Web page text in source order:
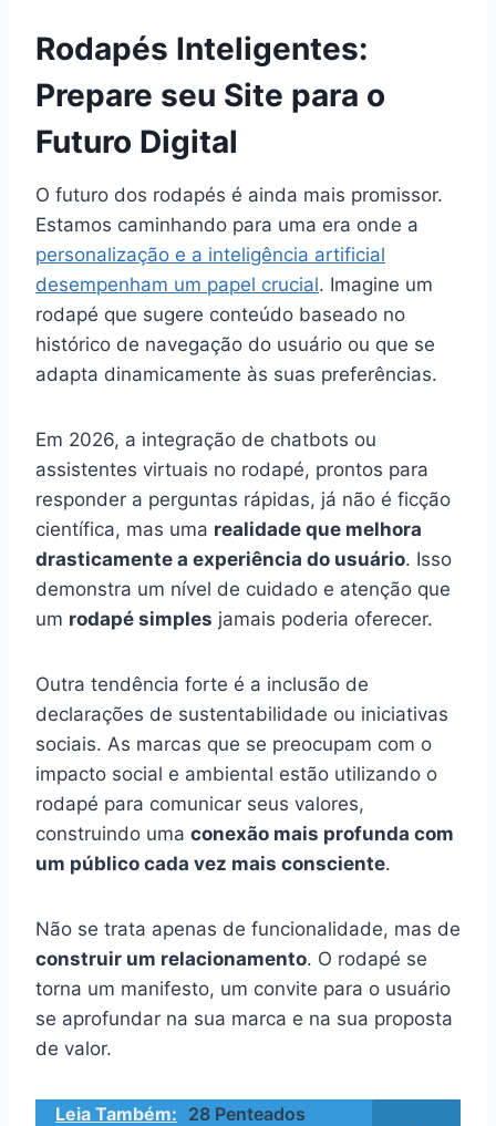
Rodapés Inteligentes:
Prepare seu Site para o
Futuro Digital
O futuro dos rodapés é ainda mais promissor.
Estamos caminhando para uma era onde a
personalização e a inteligência artificial
desempenham um papel crucial. Imagine um
rodapé que sugere conteúdo baseado no
histórico de navegação do usuário ou que se
adapta dinamicamente às suas preferências.
Em 2026, a integração de chatbots ou
assistentes virtuais no rodapé, prontos para
responder a perguntas rápidas, já não é ficção
científica, mas uma realidade que melhora
drasticamente a experiência do usuário. Isso
demonstra um nível de cuidado e atenção que
um rodapé simples jamais poderia oferecer.
Outra tendência forte é a inclusão de
declarações de sustentabilidade ou iniciativas
sociais. As marcas que se preocupam com o
impacto social e ambiental estão utilizando o
rodapé para comunicar seus valores,
construindo uma conexão mais profunda com
um público cada vez mais consciente.
Não se trata apenas de funcionalidade, mas de
construir um relacionamento. O rodapé se
torna um manifesto, um convite para o usuário
se aprofundar na sua marca e na sua proposta
de valor.
Leia Também: 28 Penteados